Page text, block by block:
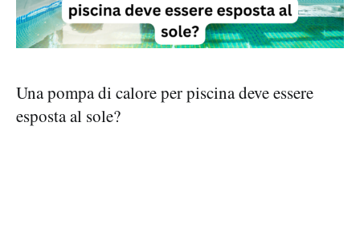
Una pompa di calore per piscina deve essere
esposta al sole?